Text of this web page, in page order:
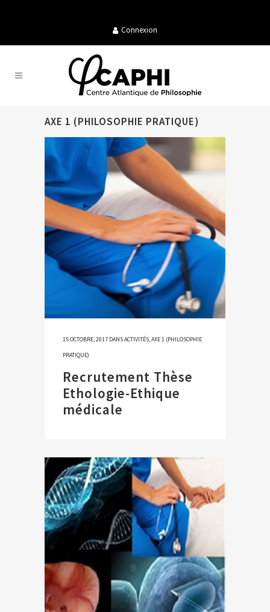
Connexion
AXE 1 (PHILOSOPHIE PRATIQUE)
15 OCTOBRE, 2017 DANSACTIVITÉS,AXE 1 (PHILOSOPHIE
PRATIQUE)
Recrutement Thèse
Ethologie-Ethique
médicale